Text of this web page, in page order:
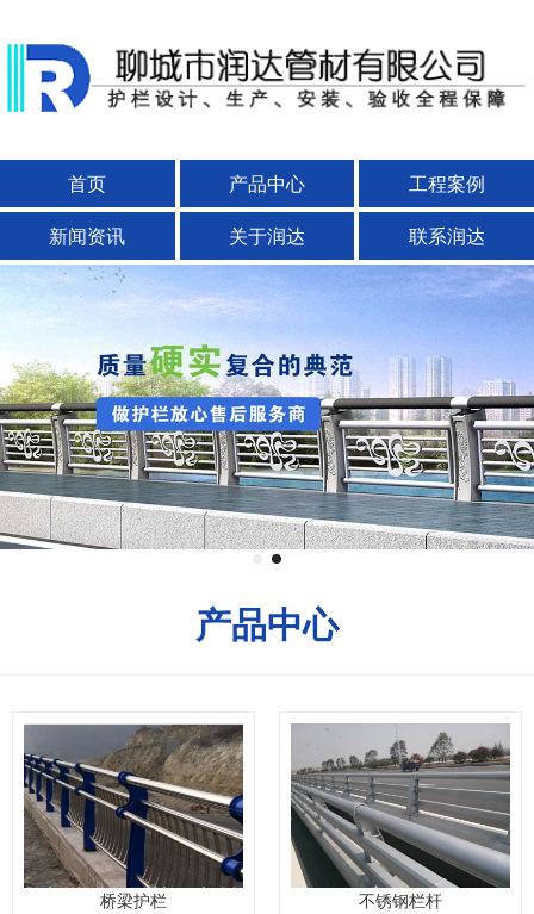
首页 产品中心
工程案例
新闻资讯
关于润达 联系润达
产品中心
桥梁护栏 不锈钢栏杆